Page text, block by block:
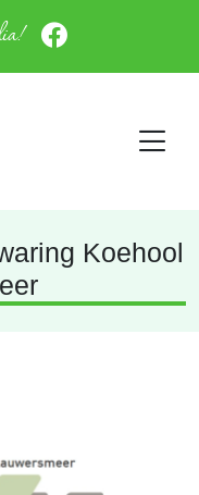
Koehool